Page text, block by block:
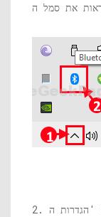
'הגדרות ה-